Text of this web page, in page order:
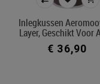
Inlegkussen
Layer, Geschikt Voor
€ 36,90